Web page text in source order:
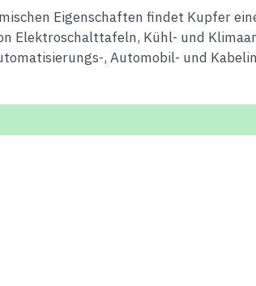
Eigenschaften findet Kupfer
Elektroschalttafeln, Kühl- und
, Automobil- und